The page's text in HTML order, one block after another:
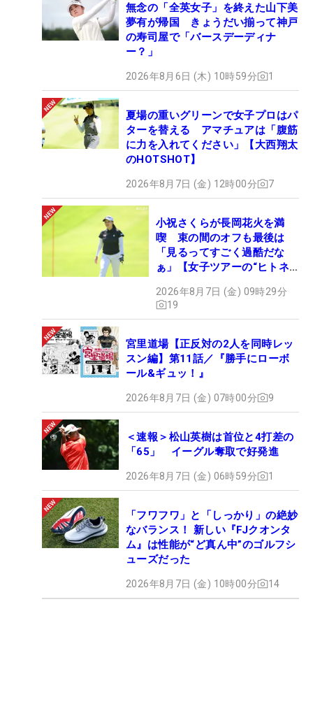
無念の「全英女子」を終えた山下美
夢有が帰国 きょうだい揃って神戸
の寿司屋で「バースデーディナ
ー？」
2026年8月6日 (木) 10時59分 1
夏場の重いグリーンで女子プロはパ
ターを替える アマチュアは「腹筋
に力を入れてください」【大西翔太
のHOTSHOT】
2026年8月7日 (金) 12時00分 7
小祝さくらが長岡花火を満
喫 束の間のオフも最後は
「見るってすごく過酷だな
ぁ」【女子ツアーの“ヒトネ
2026年8月7日 (金) 09時29分
19
宮里道場【正反対の2人を同時レッ
スン編】第11話／『勝手にローボ
ール&ギュッ！』
2026年8月7日 (金) 07時00分 9
＜速報＞松山英樹は首位と4打差の
「65」 イーグル奪取で好発進
2026年8月7日 (金) 06時59分 1
「フワフワ」と「しっかり」の絶妙
なバランス！ 新しい『FJクオンタ
ム』は性能が“ど真ん中”のゴルフシ
ューズだった
2026年8月7日 (金) 10時00分 14